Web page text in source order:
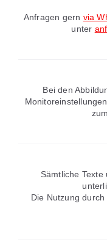
Anfragen gern via
unter
Bei den
Sämtliche
Die Nutzung